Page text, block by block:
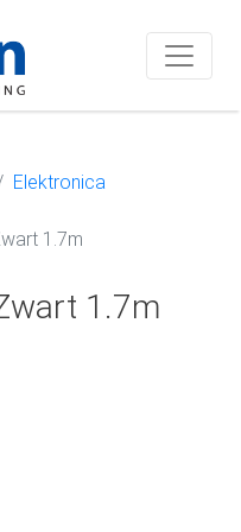
Elektronica
1.7m
1.7m